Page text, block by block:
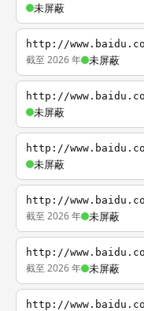
未屏蔽
http://
截至 2026 年 未屏蔽
http://
未屏蔽
http://
未屏蔽
http://
截至 2026 年 未屏蔽
http://
截至 2026 年 未屏蔽
http://